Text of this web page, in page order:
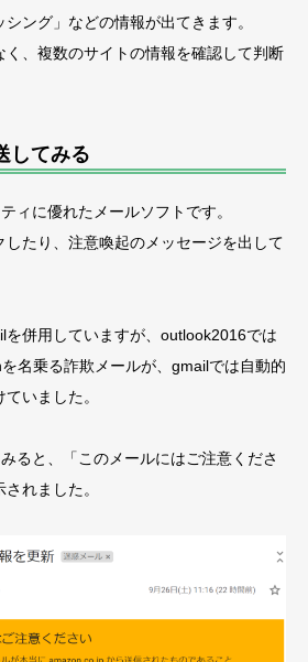
シング」などの情報が出てきます。
く、複数のサイトの情報を確認して判断
してみる
ィに優れたメールソフトです。
たり、注意喚起のメッセージを出して
併用していますが、outlook2016では
名乗る詐欺メールが、gmailでは自動的
いました。
ると、「このメールにはご注意くださ
れました。